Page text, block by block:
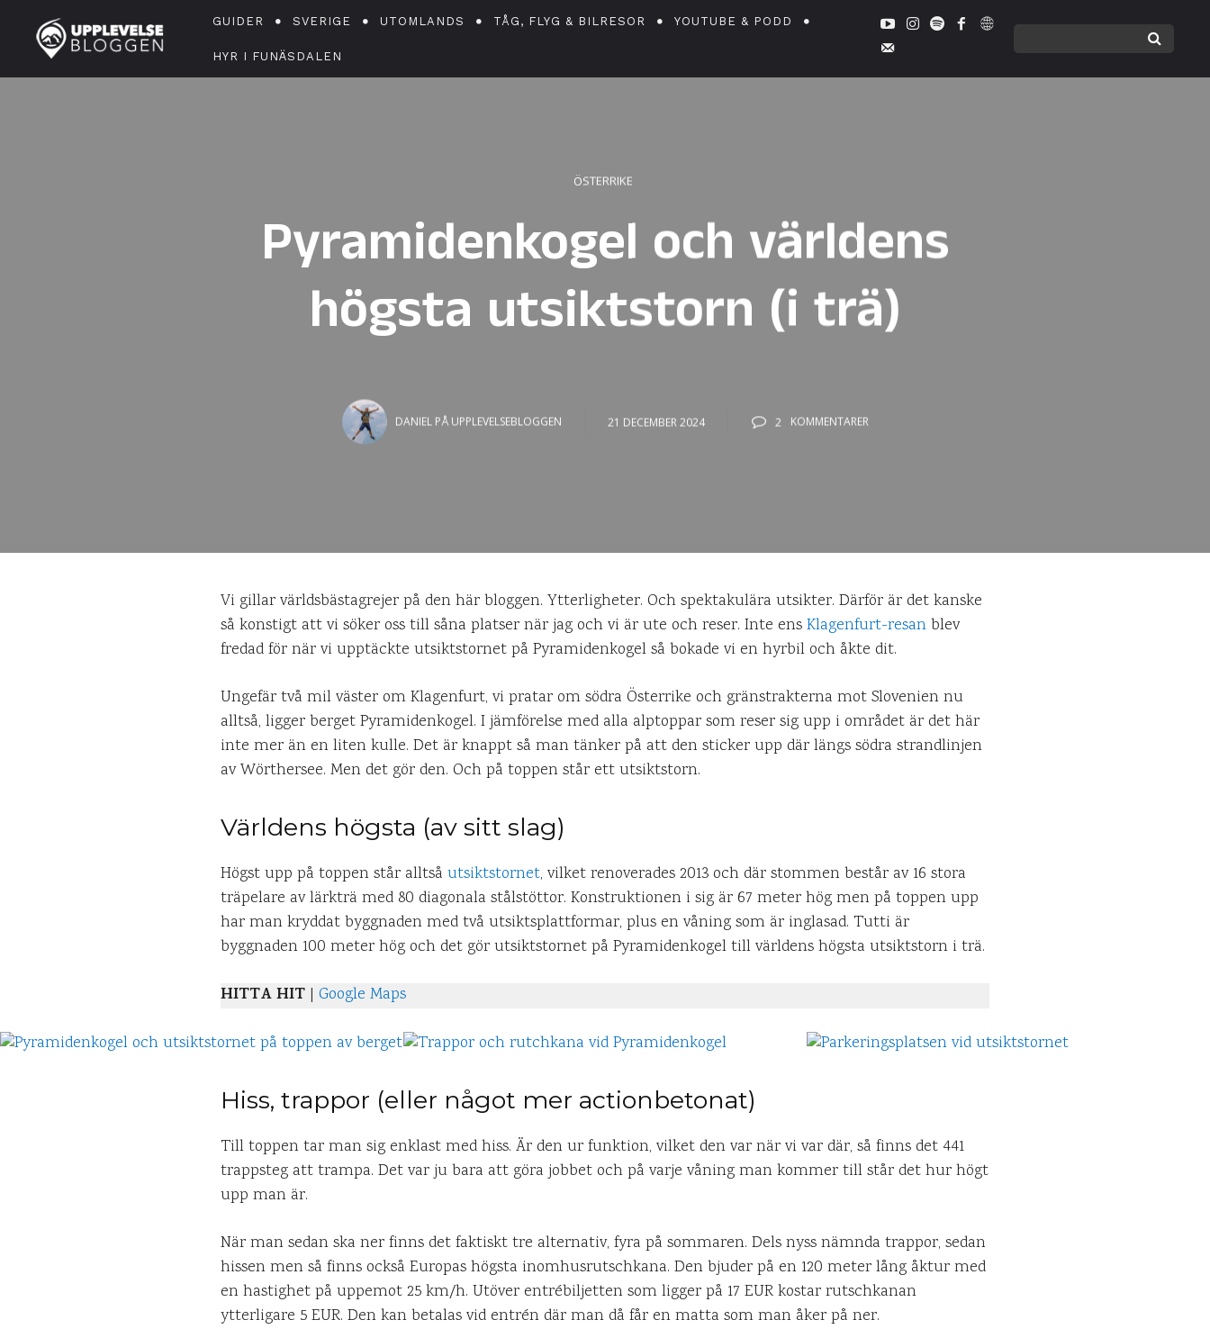
GUIDER SVERIGE UTOMLANDS TÅG, FLYG & BILRESOR YOUTUBE & PODD
HYR I FUNÄSDALEN
ÖSTERRIKE
Pyramidenkogel och världens
högsta utsiktstorn (i trä)
DANIEL PÅ UPPLEVELSEBLOGGEN 21 DECEMBER 2024 2 KOMMENTARER
Vi gillar världsbästagrejer på den här bloggen. Ytterligheter. Och spektakulära utsikter. Därför är det kanske
så konstigt att vi söker oss till såna platser när jag och vi är ute och reser. Inte ensKlagenfurt-resanblev
fredad för när vi upptäckte utsiktstornet på Pyramidenkogel så bokade vi en hyrbil och åkte dit.
Ungefär två mil väster om Klagenfurt, vi pratar om södra Österrike och gränstrakterna mot Slovenien nu
alltså, ligger berget Pyramidenkogel. I jämförelse med alla alptoppar som reser sig upp i området är det här
inte mer än en liten kulle. Det är knappt så man tänker på att den sticker upp där längs södra strandlinjen
av Wörthersee. Men det gör den. Och på toppen står ett utsiktstorn.
Världens högsta (av sitt slag)
Högst upp på toppen står alltså utsiktstornet, vilket renoverades 2013 och där stommen består av 16 stora
träpelare av lärkträ med 80 diagonala stålstöttor. Konstruktionen i sig är 67 meter hög men på toppen upp
har man kryddat byggnaden med två utsiktsplattformar, plus en våning som är inglasad. Tutti är
byggnaden 100 meter hög och det gör utsiktstornet på Pyramidenkogel till världens högsta utsiktstorn i trä.
HITTA HIT| Google Maps
Hiss, trappor (eller något mer actionbetonat)
Till toppen tar man sig enklast med hiss. Är den ur funktion, vilket den var när vi var där, så finns det 441
trappsteg att trampa. Det var ju bara att göra jobbet och på varje våning man kommer till står det hur högt
upp man är.
När man sedan ska ner finns det faktiskt tre alternativ, fyra på sommaren. Dels nyss nämnda trappor, sedan
hissen men så finns också Europas högsta inomhusrutschkana. Den bjuder på en 120 meter lång åktur med
en hastighet på uppemot 25 km/h. Utöver entrébiljetten som ligger på 17 EUR kostar rutschkanan
ytterligare 5 EUR. Den kan betalas vid entrén där man då får en matta som man åker på ner.